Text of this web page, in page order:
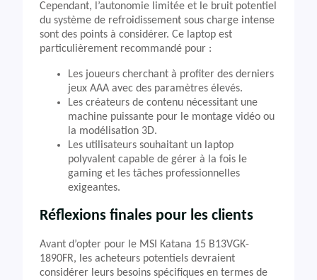
Cependant, l’autonomie limitée et le bruit potentiel
du système de refroidissement sous charge intense
sont des points à considérer. Ce laptop est
particulièrement recommandé pour :
Les joueurs cherchant à profiter des derniers
jeux AAA avec des paramètres élevés.
Les créateurs de contenu nécessitant une
machine puissante pour le montage vidéo ou
la modélisation 3D.
Les utilisateurs souhaitant un laptop
polyvalent capable de gérer à la fois le
gaming et les tâches professionnelles
exigeantes.
Réflexions finales pour les clients
Avant d’opter pour le MSI Katana 15 B13VGK-
1890FR, les acheteurs potentiels devraient
considérer leurs besoins spécifiques en termes de